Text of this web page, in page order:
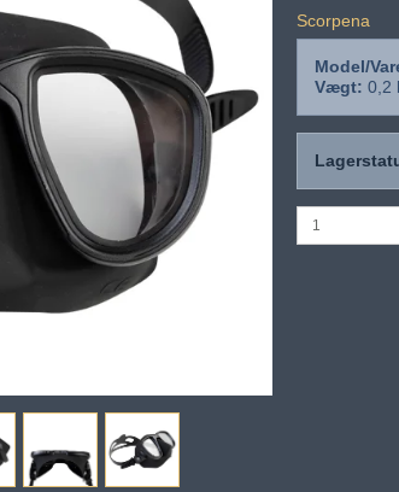
Scorpena
Model/
Vægt: 0,2